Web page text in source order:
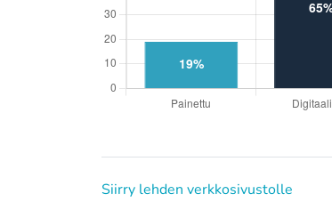
Siirry lehden verkkosivustolle